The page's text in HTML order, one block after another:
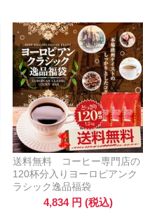
送料無料 コーヒー専門店の
120杯分入りヨーロピアンク
ラシック逸品福袋
4,834 円 (税込)